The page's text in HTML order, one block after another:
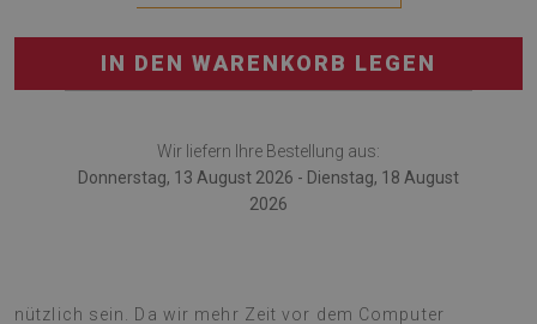
IN DEN WARENKORB LEGEN
Wir liefern Ihre Bestellung aus:
Donnerstag, 13 August 2026 - Dienstag, 18 August
2026
nützlich sein. Da wir mehr Zeit vor dem Computer